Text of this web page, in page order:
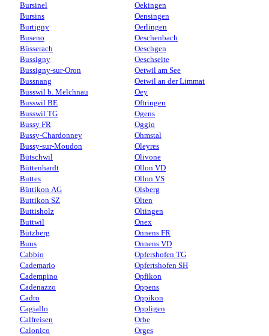
Bursinel
Bursins
Burtigny
Buseno
Büsserach
Bussigny
Bussigny-sur-Oron
Bussnang
Busswil b. Melchnau
Busswil BE
Busswil TG
Bussy FR
Bussy-Chardonney
Bussy-sur-Moudon
Bütschwil
Büttenhardt
Buttes
Büttikon AG
Buttikon SZ
Buttisholz
Buttwil
Bützberg
Buus
Cabbio
Cademario
Cadempino
Cadenazzo
Cadro
Cagiallo
Calfreisen
Calonico
Oekingen
Oensingen
Oerlingen
Oeschenbach
Oeschgen
Oeschseite
Oetwil am See
Oetwil an der Limmat
Oey
Oftringen
Ogens
Oggio
Ohmstal
Oleyres
Olivone
Ollon VD
Ollon VS
Olsberg
Olten
Oltingen
Onex
Onnens FR
Onnens VD
Opfershofen TG
Opfertshofen SH
Opfikon
Oppens
Oppikon
Oppligen
Orbe
Orges